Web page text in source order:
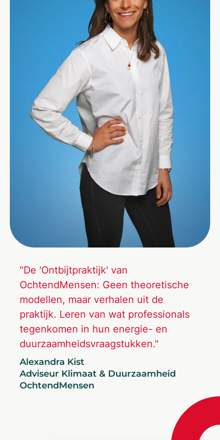
"De 'Ontbijtpraktijk' van
OchtendMensen: Geen theoretische
modellen, maar verhalen uit de
praktijk. Leren van wat professionals
tegenkomen in hun energie- en
duurzaamheidsvraagstukken."
Alexandra Kist
Adviseur Klimaat & Duurzaamheid
OchtendMensen